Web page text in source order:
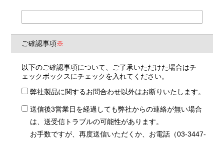
ご確認事項※
以下のご確認事項について、ご了承いただけた場合はチ
ェックボックスにチェックを入れてください。
弊社製品に関するお問合わせ以外はお断りいたします。
送信後3営業日を経過しても弊社からの連絡が無い場合
は、送受信トラブルの可能性があります。
お手数ですが、再度送信いただくか、お電話（03-3447-